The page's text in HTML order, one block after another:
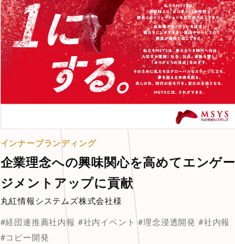
インナーブランディング
企業理念への興味関心を高めてエンゲー
ジメントアップに貢献
丸紅情報システムズ株式会社様
#経団連推薦社内報 #社内イベント #理念浸透開発 #社内報
#コピー開発